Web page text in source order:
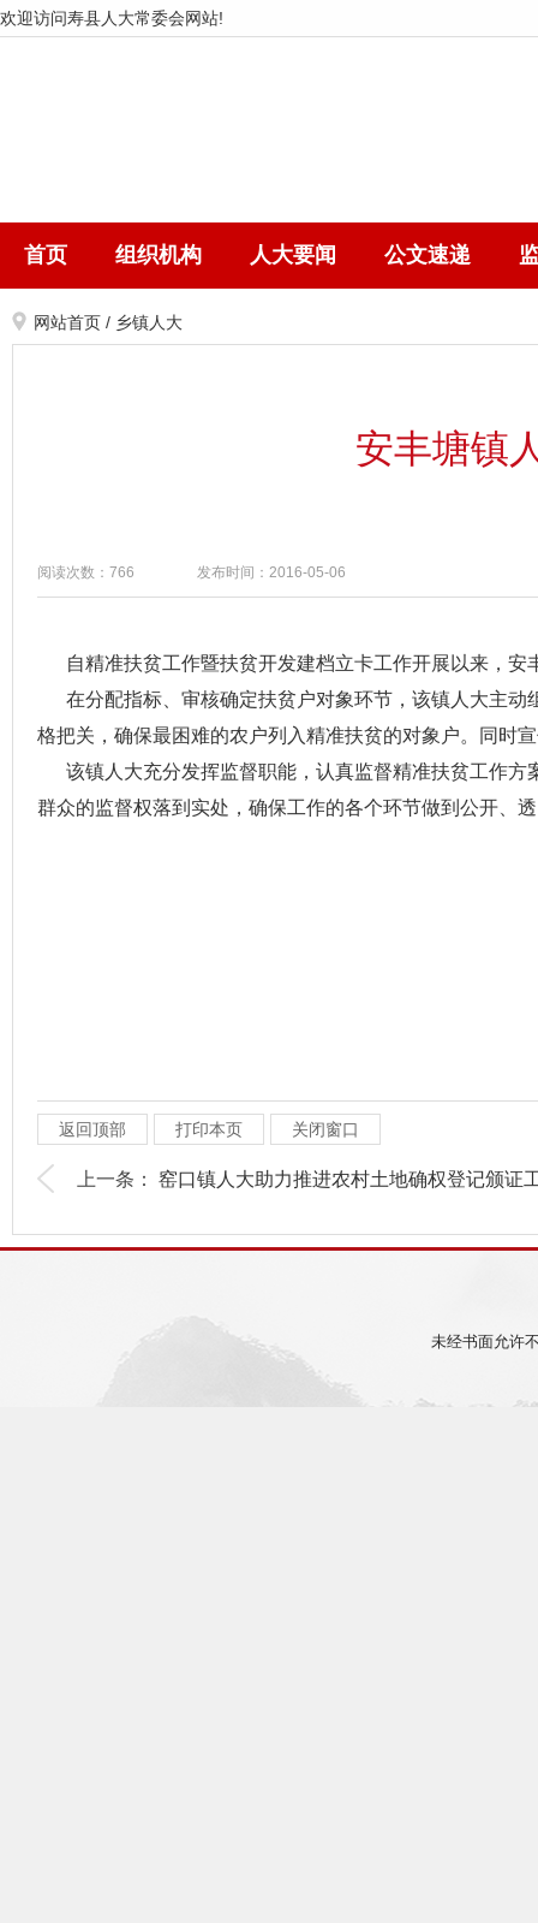
欢迎访问寿县人大常委会网站!
首页 组织机构 人大要闻 公文速递
网站首页 / 乡镇人大
安丰塘镇
阅读次数：766 发布时间：2016-05-06
自精准扶贫工作暨扶贫开发建档立卡工作开展以来，安
在分配指标、审核确定扶贫户对象环节，该镇人大主动
格把关，确保最困难的农户列入精准扶贫的对象户。同时
该镇人大充分发挥监督职能，认真监督精准扶贫工作方
群众的监督权落到实处，确保工作的各个环节做到公开、
返回顶部 打印本页 关闭窗口
上一条： 窑口镇人大助力推进农村土地确权登记颁证
未经书面允许